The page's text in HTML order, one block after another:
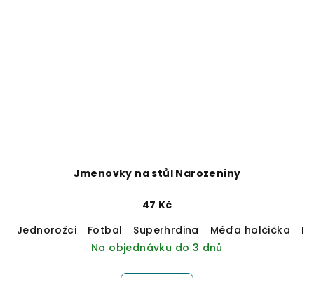
Jmenovky na stůl Narozeniny
47 Kč
Jednorožci
Fotbal Superhrdina Méďa holčička
Na objednávku do 3 dnů